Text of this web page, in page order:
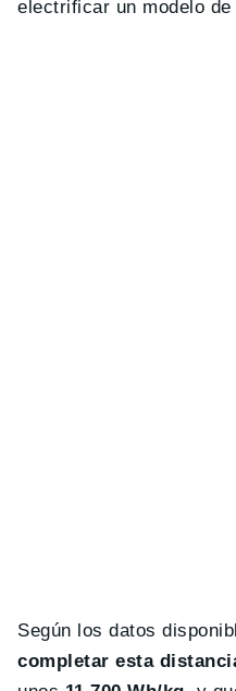
electrificar un modelo
Según los datos
completar esta